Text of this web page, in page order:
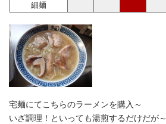
細麺
宅麺にてこちらのラーメンを購入～
いざ調理！といっても湯煎するだけだが～